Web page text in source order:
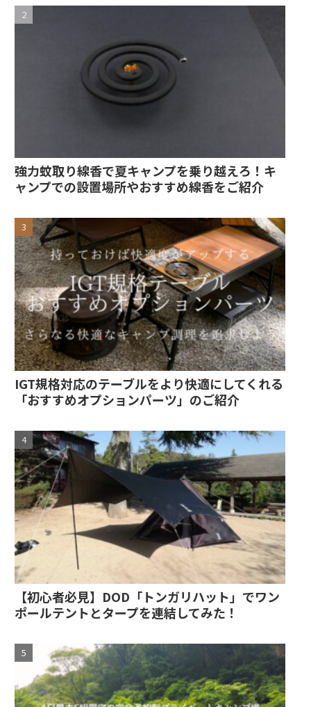
強力蚊取り線香で夏キャンプを乗り越えろ！キ
ャンプでの設置場所やおすすめ線香をご紹介
IGT規格対応のテーブルをより快適にしてくれる
「おすすめオプションパーツ」のご紹介
【初心者必見】DOD「トンガリハット」でワン
ポールテントとタープを連結してみた！